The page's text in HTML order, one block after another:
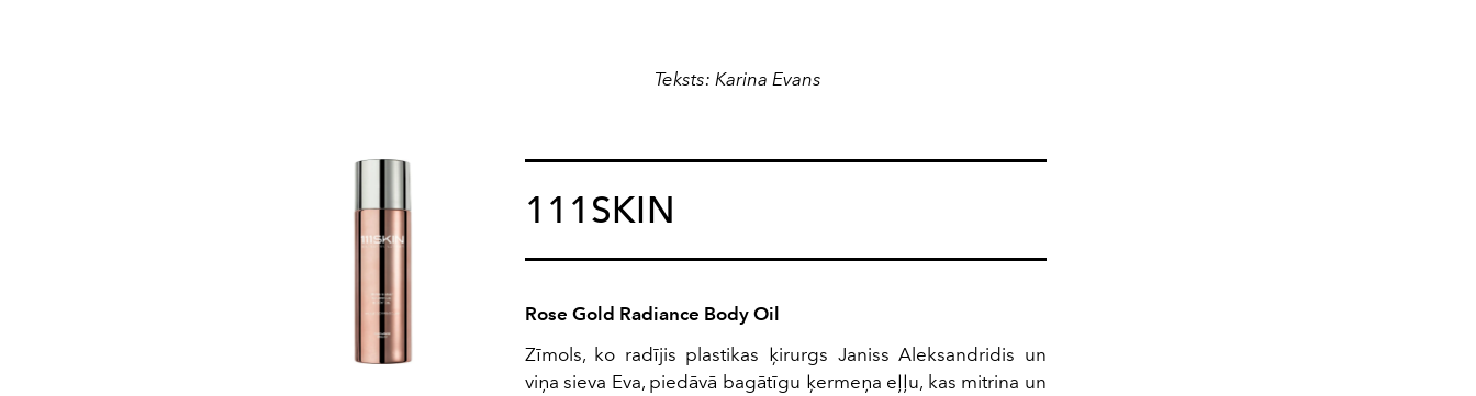
Teksts: Karina Evans
111SKIN
Rose Gold Radiance Body Oil
Zīmols, ko radījis plastikas ķirurgs Janiss Aleksandridis un
viņa sieva Eva, piedāvā bagātīgu ķermeņa eļļu, kas mitrina un